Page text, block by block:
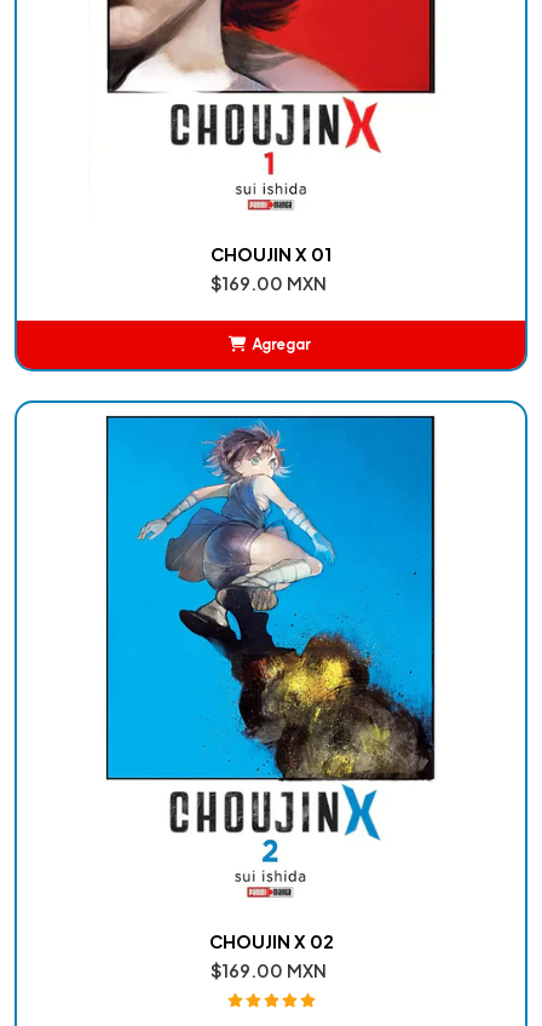
CHOUJIN X 01
$169.00 MXN
Agregar
CHOUJIN X 02
$169.00 MXN